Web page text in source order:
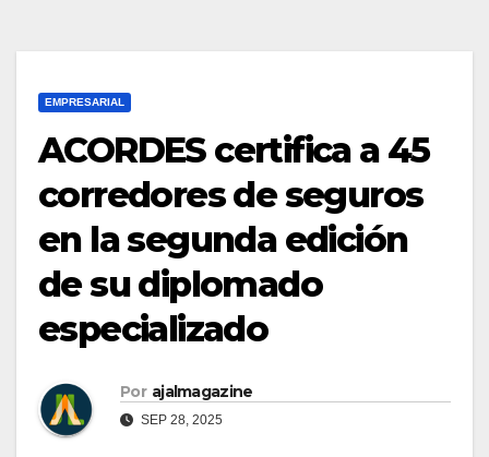
EMPRESARIAL
ACORDES certifica a 45
corredores de seguros
en la segunda edición
de su diplomado
especializado
Por ajalmagazine
SEP 28, 2025